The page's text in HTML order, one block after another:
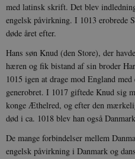
med latinsk skrift. Det blev
engelsk påvirkning. I 1013 erobrede
døde året efter.
Hans søn Knud (den Store), der
hæren og fik bistand af sin broder
1015 igen at drage mod England
generobret. I 1017 giftede Knud sig
konge Æthelred, og efter den
død i ca. 1018 blev han også
De mange forbindelser mellem
engelsk påvirkning i Danmark og